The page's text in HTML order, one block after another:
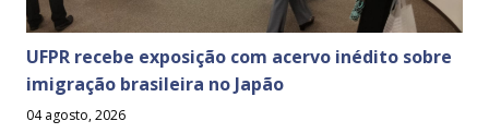
UFPR recebe exposição com acervo inédito sobre
imigração brasileira no Japão
04 agosto, 2026